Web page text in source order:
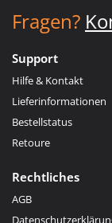
Fragen?
Support
Hilfe & Kontakt
Lieferinformationen
Bestellstatus
Retoure
Rechtliches
AGB